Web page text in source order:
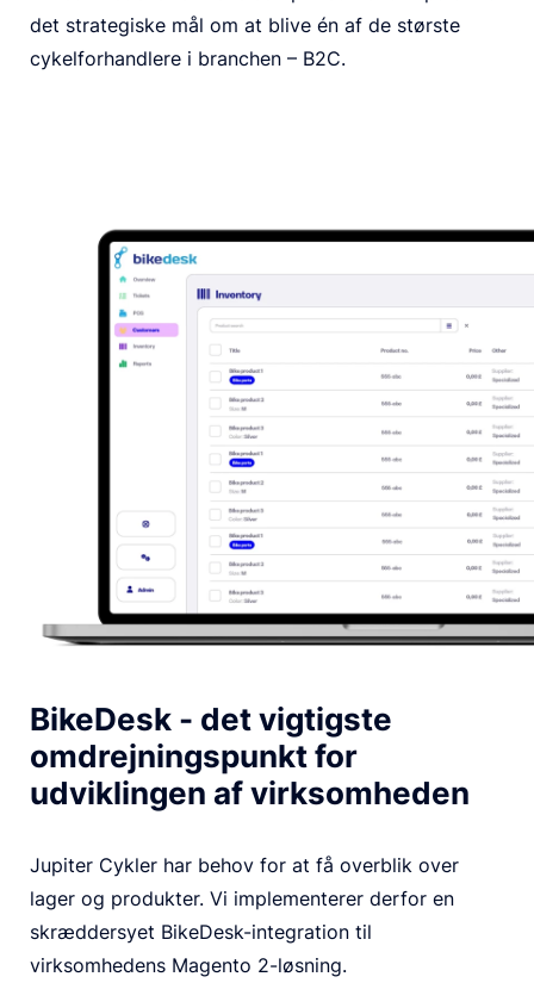
det strategiske mål om at blive én af de største
cykelforhandlere i branchen – B2C.
BikeDesk - det vigtigste
omdrejningspunkt for
udviklingen af virksomheden
Jupiter Cykler har behov for at få overblik over
lager og produkter. Vi implementerer derfor en
skræddersyet BikeDesk-integration til
virksomhedens Magento 2-løsning.